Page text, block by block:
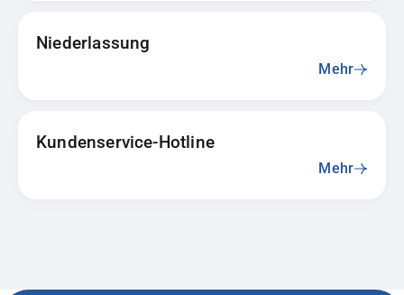
Niederlassung
Mehr
Kundenservice-Hotline
Mehr